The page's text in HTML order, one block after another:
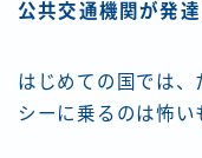
公共交通機関が発
はじめての国では、
シーに乗るのは怖い